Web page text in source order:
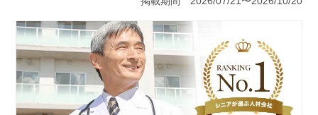
を募集中！審美歯科を中心に、一般歯科や口腔外科、矯
正歯科、インプラントなど様々な歯科業務に携わりなが
ら、アットホームな雰囲気のクリニックでご活躍いただ
けます。 ＜通勤快適＞ JR辻堂駅から徒歩圏内で駅
そばの建物内にあります。通勤手当が実費支給され、快
適な通勤環境です。また、週2〜5日の柔軟な勤務が可能
で、お休みも水曜、日曜、祝日など充実していま
す。 ＜経験者優遇＞ 歯科医師免許をお持ちで、5年